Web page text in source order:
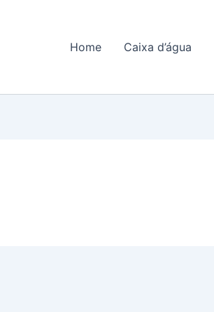
Home Caixa d’água